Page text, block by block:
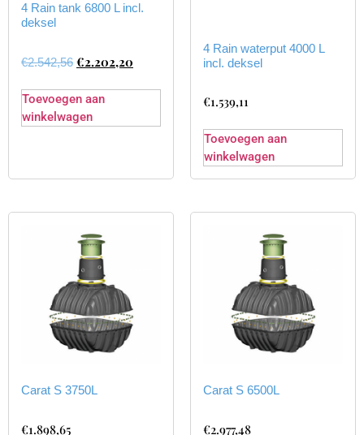
4 Rain tank 6800 L incl.
deksel
€2.542,56 €2.202,20
Toevoegen aan
winkelwagen
4 Rain waterput 4000 L
incl. deksel
€1.539,11
Toevoegen aan
winkelwagen
Carat S 3750L
€1.898,65
Carat S 6500L
€2.977,48